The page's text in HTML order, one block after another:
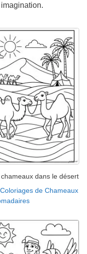
chameaux dans le désert
Coloriages de Chameaux